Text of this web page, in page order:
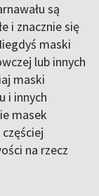
są
i znacznie się
maski
lub innych
maski
i innych
masek
na rzecz